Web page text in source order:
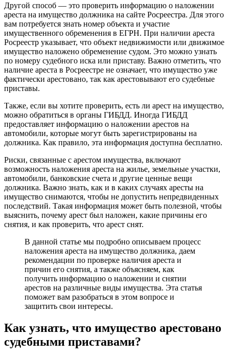
Другой способ — это проверить информацию о наложении
ареста на имущество должника на сайте Росреестра. Для этого
вам потребуется знать номер объекта и участие
имущественного обременения в ЕГРН. При наличии ареста
Росреестр указывает, что объект недвижимости или движимое
имущество наложено обременение судом. Это можно узнать
по номеру судебного иска или приставу. Важно отметить, что
наличие ареста в Росреестре не означает, что имущество уже
фактически арестовано, так как арестовывают его судебные
приставы.
Также, если вы хотите проверить, есть ли арест на имущество,
можно обратиться в органы ГИБДД. Иногда ГИБДД
предоставляет информацию о наложении арестов на
автомобили, которые могут быть зарегистрированы на
должника. Как правило, эта информация доступна бесплатно.
Риски, связанные с арестом имущества, включают
возможность наложения ареста на жилье, земельные участки,
автомобили, банковские счета и другие ценные вещи
должника. Важно знать, как и в каких случаях аресты на
имущество снимаются, чтобы не допустить непредвиденных
последствий. Такая информация может быть полезной, чтобы
выяснить, почему арест был наложен, какие причины его
снятия, и как проверить, что арест снят.
В данной статье мы подробно описываем процесс
наложения ареста на имущество должника, даем
рекомендации по проверке наличия ареста и
причин его снятия, а также объясняем, как
получить информацию о наложении и снятии
арестов на различные виды имущества. Эта статья
поможет вам разобраться в этом вопросе и
защитить свои интересы.
Как узнать, что имущество арестовано
судебными приставами?